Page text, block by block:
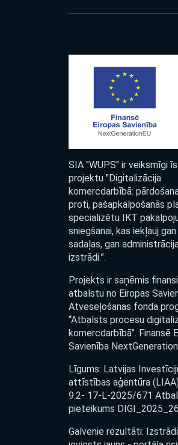
SIA "WUPS" ir veiksmīgi
projektu "Digitalizācija
komercdarbībā:
proti, pašapkalpošanās
specializētu IKT
sniegšanai, kas iekļauj
sadaļas, gan
izstrādi.”.
Projekts ir saņēmis
atbalstu no Eiropas
Atveseļošanas fonda
“Atbalsts procesu
komercdarbībā”. Finansē
Savienība NextGeneration
Līgums: Latvijas
attīstības aģentūra
9.2- 17-L-2025/671
pieteikums
Galvenie rezultāti: